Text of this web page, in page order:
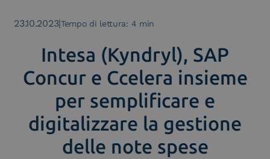
Contattaci
23.10.2023|Tempo di lettura: 4 min
Intesa (Kyndryl), SAP
Concur e Ccelera insieme
per semplificare e
digitalizzare la gestione
delle note spese